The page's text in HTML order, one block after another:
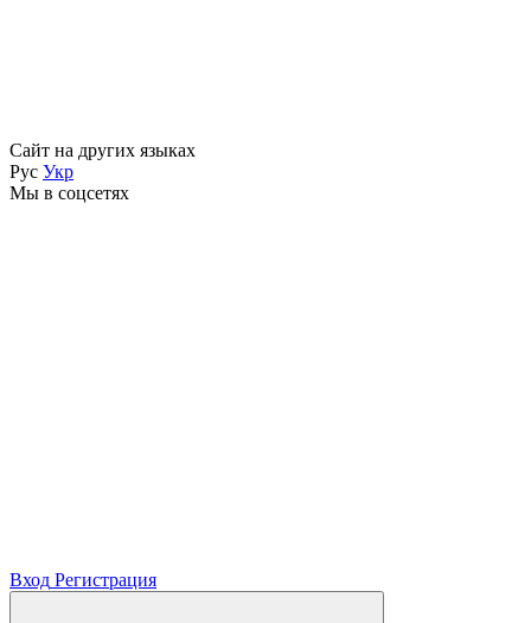
Сайт на других языках
Рус Укр
Мы в соцсетях
Вход Регистрация